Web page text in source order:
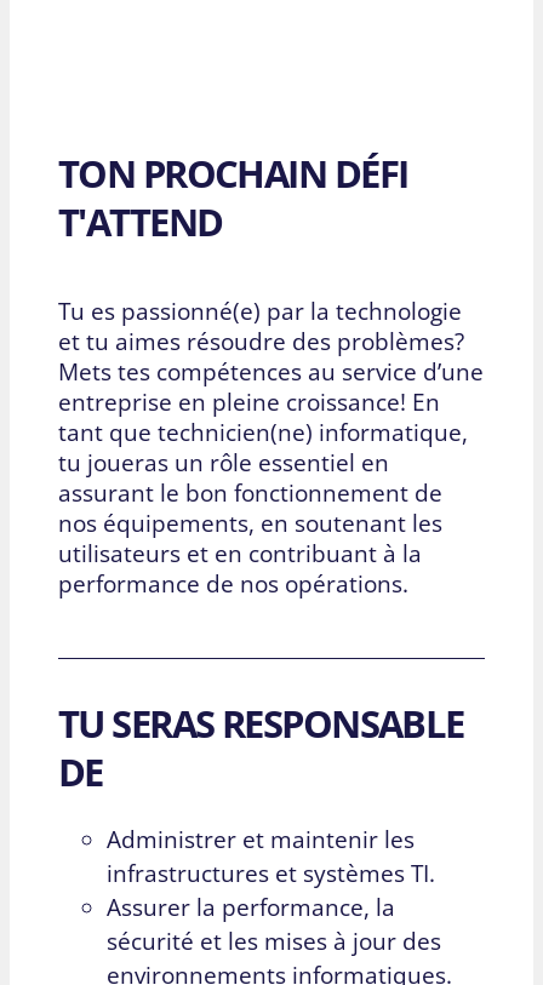
TON PROCHAIN DÉFI
T'ATTEND
Tu es passionné(e) par la technologie
et tu aimes résoudre des problèmes?
Mets tes compétences au service d’une
entreprise en pleine croissance! En
tant que technicien(ne) informatique,
tu joueras un rôle essentiel en
assurant le bon fonctionnement de
nos équipements, en soutenant les
utilisateurs et en contribuant à la
performance de nos opérations.
TU SERAS RESPONSABLE
DE
Administrer et maintenir les
infrastructures et systèmes TI.
Assurer la performance, la
sécurité et les mises à jour des
environnements informatiques.